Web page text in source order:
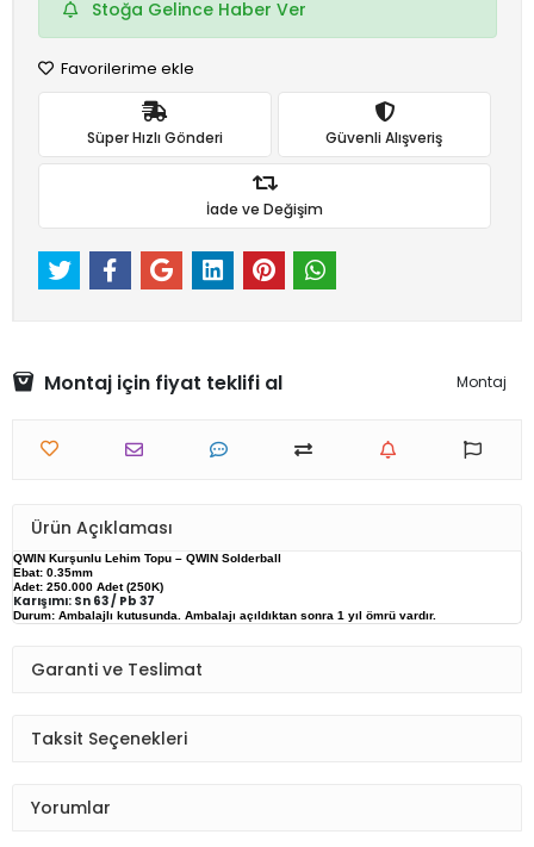
Stoğa Gelince Haber Ver
Favorilerime ekle
Süper Hızlı Gönderi Güvenli Alışveriş
İade ve Değişim
Montaj için fiyat teklifi al Montaj
Ürün Açıklaması
QWIN Kurşunlu Lehim Topu – QWIN Solderball
Ebat: 0.35mm
Adet: 250.000 Adet (250K)
Karışımı: Sn 63 / Pb 37
Durum: Ambalajlı kutusunda. Ambalajı açıldıktan sonra 1 yıl ömrü vardır.
Garanti ve Teslimat
Taksit Seçenekleri
Yorumlar